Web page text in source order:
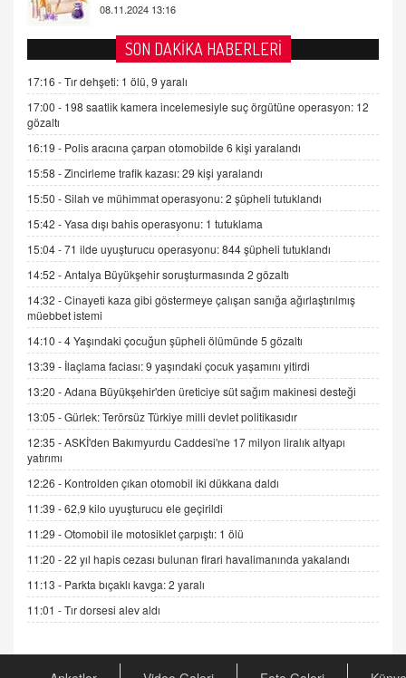
AV. DOĞAN CAN DOĞAN
Kişisel verilerin korunması ve dijital hukukun
gelişimi
SEHER EREK
Kış Ayları Geldi, Hangi Önlemler Alınmalı?
9.12.2025 10:11
İNCİ GÜL AKÖL
Trump Keşke Adana'yı da Ziyaret Etse...
06.07.2026 13:00
ADEM AKÖL
Esed Destekçilerinin Yüzüne Vurulan Şamar:
Sednaya
11.12.2024 12:30
DR. EKREM ASLAN
Gerçek Ne, Algı Ne? "Beraber Yürüyoruz"
Cümlesinin Peşinden
GÖNÜL MENEKŞE
Şifacının Yolu
04.11.2025 12:56
AV. RÜMEYSA ÖZKALE
Kira Uyuşmazlıklarında Dava Açmadan Önce
Arabulucuya Başvuru Şartı
SON DAKİKA HABERLERİ
17:16 -Tır dehşeti: 1 ölü, 9 yaralı
17:00 - 198 saatlik kamera incelemesiyle suç örgütüne operasyon: 12
gözaltı
16:19 - Polis aracına çarpan otomobilde 6 kişi yaralandı
15:58 -Zincirleme trafik kazası: 29 kişi yaralandı
15:50 -Silah ve mühimmat operasyonu: 2 şüpheli tutuklandı
15:42 -Yasa dışı bahis operasyonu: 1 tutuklama
15:04 -71 ilde uyuşturucu operasyonu: 844 şüpheli tutuklandı
14:52 -Antalya Büyükşehir soruşturmasında 2 gözaltı
14:32 -Cinayeti kaza gibi göstermeye çalışan sanığa ağırlaştırılmış
müebbet istemi
14:10 -4 Yaşındaki çocuğun şüpheli ölümünde 5 gözaltı
13:39 - İlaçlama faciası: 9 yaşındaki çocuk yaşamını yitirdi
13:20 -Adana Büyükşehir'den üreticiye süt sağım makinesi desteği
13:05 -Gürlek: Terörsüz Türkiye milli devlet politikasıdır
12:35 -ASKİ'den Bakımyurdu Caddesi'ne 17 milyon liralık altyapı
yatırımı
12:26 - Kontrolden çıkan otomobil iki dükkana daldı
11:39 -62,9 kilo uyuşturucu ele geçirildi
11:29 -Otomobil ile motosiklet çarpıştı: 1 ölü
11:20 -22 yıl hapis cezası bulunan firari havalimanında yakalandı
11:13 - Parkta bıçaklı kavga: 2 yaralı
11:01 -Tır dorsesi alev aldı